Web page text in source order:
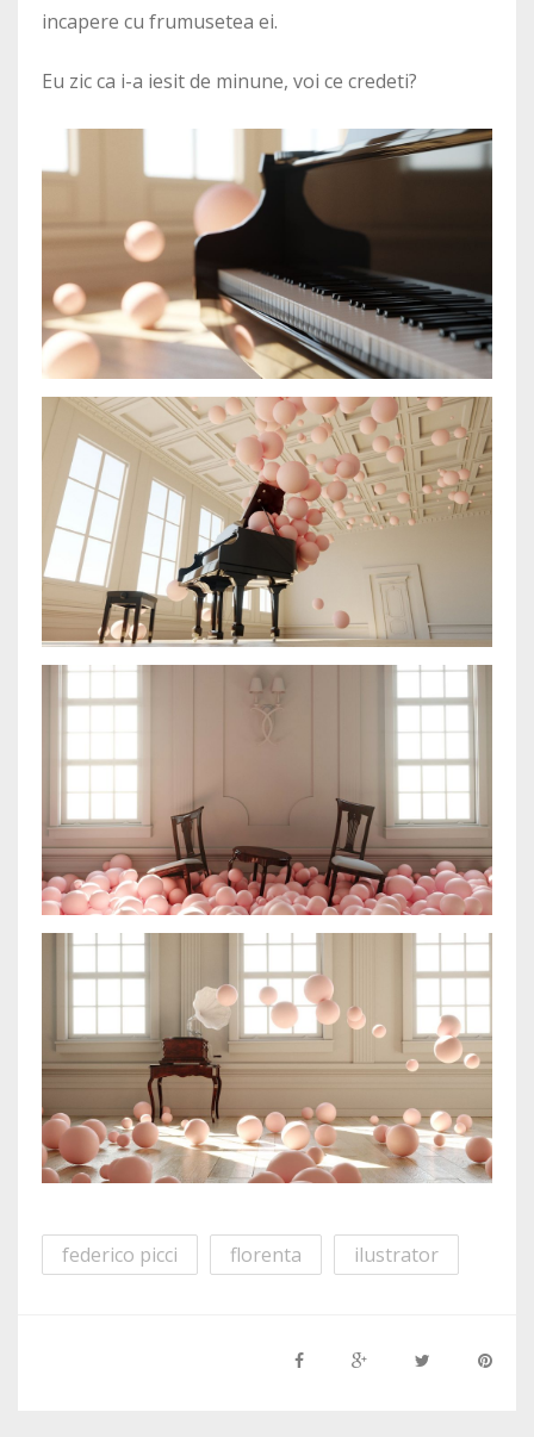
incapere cu frumusetea ei.
Eu zic ca i-a iesit de minune, voi ce credeti?
federico picci florenta ilustrator